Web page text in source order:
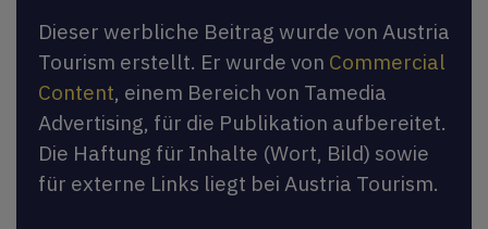
Dieser werbliche Beitrag wurde von Austria
Tourism erstellt. Er wurde von Commercial
Content, einem Bereich von Tamedia
Advertising, für die Publikation aufbereitet.
Die Haftung für Inhalte (Wort, Bild) sowie
für externe Links liegt bei Austria Tourism.